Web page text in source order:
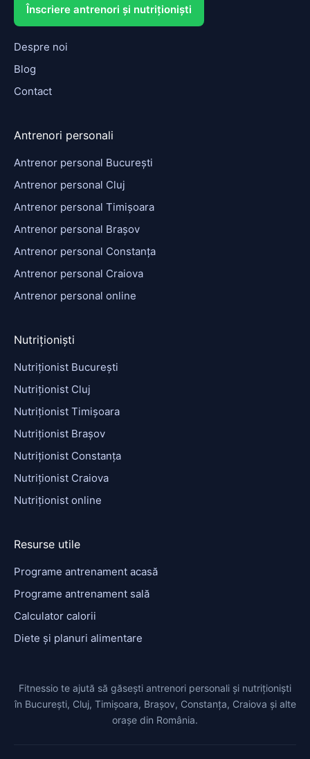
Înscriere antrenori și nutriționiști
Despre noi
Blog
Contact
Antrenori personali
Antrenor personal București
Antrenor personal Cluj
Antrenor personal Timișoara
Antrenor personal Brașov
Antrenor personal Constanța
Antrenor personal Craiova
Antrenor personal online
Nutriționiști
Nutriționist București
Nutriționist Cluj
Nutriționist Timișoara
Nutriționist Brașov
Nutriționist Constanța
Nutriționist Craiova
Nutriționist online
Resurse utile
Programe antrenament acasă
Programe antrenament sală
Calculator calorii
Diete și planuri alimentare
Fitnessio te ajută să găsești antrenori personali și nutriționiști
în București, Cluj, Timișoara, Brașov, Constanța, Craiova și alte
orașe din România.